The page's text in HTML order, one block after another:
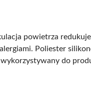
powietrza
Poliester
do